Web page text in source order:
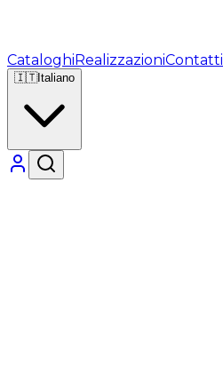
CataloghiRealizzazioniContatti
🇮🇹Italiano